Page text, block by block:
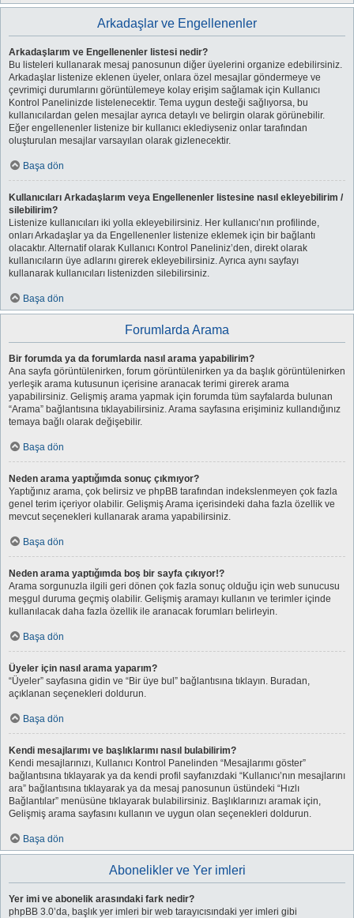
Arkadaşlar ve Engellenenler
Arkadaşlarım ve Engellenenler listesi nedir?
Bu listeleri kullanarak mesaj panosunun diğer üyelerini organize edebilirsiniz.
Arkadaşlar listenize eklenen üyeler, onlara özel mesajlar göndermeye ve
çevrimiçi durumlarını görüntülemeye kolay erişim sağlamak için Kullanıcı
Kontrol Panelinizde listelenecektir. Tema uygun desteği sağlıyorsa, bu
kullanıcılardan gelen mesajlar ayrıca detaylı ve belirgin olarak görünebilir.
Eğer engellenenler listenize bir kullanıcı eklediyseniz onlar tarafından
oluşturulan mesajlar varsayılan olarak gizlenecektir.
Başa dön
Kullanıcıları Arkadaşlarım veya Engellenenler listesine nasıl ekleyebilirim /
silebilirim?
Listenize kullanıcıları iki yolla ekleyebilirsiniz. Her kullanıcı’nın profilinde,
onları Arkadaşlar ya da Engellenenler listenize eklemek için bir bağlantı
olacaktır. Alternatif olarak Kullanıcı Kontrol Paneliniz’den, direkt olarak
kullanıcıların üye adlarını girerek ekleyebilirsiniz. Ayrıca aynı sayfayı
kullanarak kullanıcıları listenizden silebilirsiniz.
Başa dön
Forumlarda Arama
Bir forumda ya da forumlarda nasıl arama yapabilirim?
Ana sayfa görüntülenirken, forum görüntülenirken ya da başlık görüntülenirken
yerleşik arama kutusunun içerisine aranacak terimi girerek arama
yapabilirsiniz. Gelişmiş arama yapmak için forumda tüm sayfalarda bulunan
“Arama” bağlantısına tıklayabilirsiniz. Arama sayfasına erişiminiz kullandığınız
temaya bağlı olarak değişebilir.
Başa dön
Neden arama yaptığımda sonuç çıkmıyor?
Yaptığınız arama, çok belirsiz ve phpBB tarafından indekslenmeyen çok fazla
genel terim içeriyor olabilir. Gelişmiş Arama içerisindeki daha fazla özellik ve
mevcut seçenekleri kullanarak arama yapabilirsiniz.
Başa dön
Neden arama yaptığımda boş bir sayfa çıkıyor!?
Arama sorgunuzla ilgili geri dönen çok fazla sonuç olduğu için web sunucusu
meşgul duruma geçmiş olabilir. Gelişmiş aramayı kullanın ve terimler içinde
kullanılacak daha fazla özellik ile aranacak forumları belirleyin.
Başa dön
Üyeler için nasıl arama yaparım?
“Üyeler” sayfasına gidin ve “Bir üye bul” bağlantısına tıklayın. Buradan,
açıklanan seçenekleri doldurun.
Başa dön
Kendi mesajlarımı ve başlıklarımı nasıl bulabilirim?
Kendi mesajlarınızı, Kullanıcı Kontrol Panelinden “Mesajlarımı göster”
bağlantısına tıklayarak ya da kendi profil sayfanızdaki “Kullanıcı’nın mesajlarını
ara” bağlantısına tıklayarak ya da mesaj panosunun üstündeki “Hızlı
Bağlantılar” menüsüne tıklayarak bulabilirsiniz. Başlıklarınızı aramak için,
Gelişmiş arama sayfasını kullanın ve uygun olan seçenekleri doldurun.
Başa dön
Abonelikler ve Yer imleri
Yer imi ve abonelik arasındaki fark nedir?
phpBB 3.0’da, başlık yer imleri bir web tarayıcısındaki yer imleri gibi